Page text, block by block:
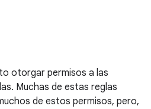
otorgar permisos a las
Muchas de estas reglas
de estos permisos, pero,